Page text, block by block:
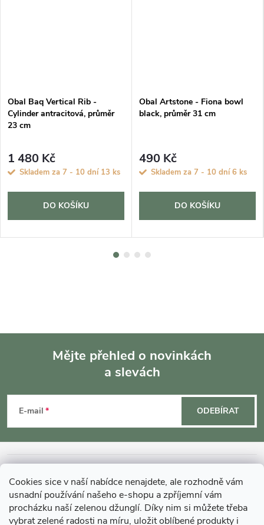
Cookies sice v naší nabídce nenajdete, ale rozhodně vám
usnadní používání našeho e-shopu a zpříjemní vám
procházku naší zelenou džunglí. Díky nim si můžete třeba
vybrat zelené radosti na míru, uložit oblíbené produkty i
Obal Baq Vertical Rib -
Cylinder antracitová, průměr
23 cm
1 480 Kč
Skladem za 7 - 10 dní 13 ks
DO KOŠÍKU
Obal Artstone - Fiona bowl
black, průměr 31 cm
490 Kč
Skladem za 7 - 10 dní6 ks
DO KOŠÍKU
p
a
Mějte přehled o novinkách
a slevách
E-mail ODEBÍRAT
MOHLO BY VÁS ZAJÍMAT